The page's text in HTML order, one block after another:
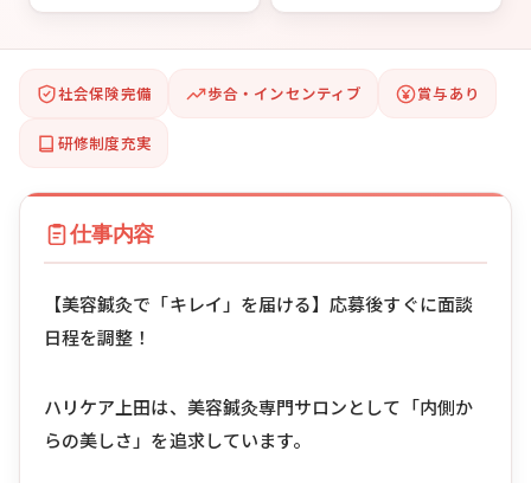
社会保険完備 歩合・インセンティブ 賞与あり
研修制度充実
仕事内容
【美容鍼灸で「キレイ」を届ける】応募後すぐに面談
日程を調整！
ハリケア上田は、美容鍼灸専門サロンとして「内側か
らの美しさ」を追求しています。